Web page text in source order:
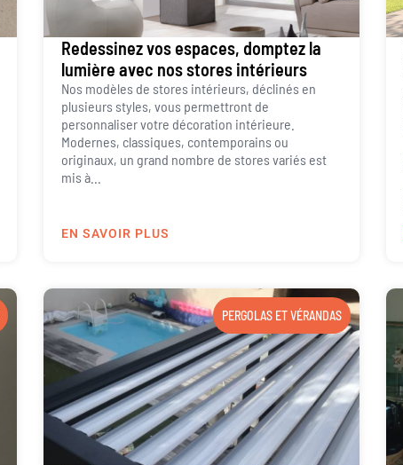
Redessinez vos espaces, domptez la
lumière avec nos stores intérieurs
Nos modèles de stores intérieurs, déclinés en
plusieurs styles, vous permettront de
personnaliser votre décoration intérieure.
Modernes, classiques, contemporains ou
originaux, un grand nombre de stores variés est
mis à...
EN SAVOIR PLUS
PERGOLAS ET VÉRANDAS